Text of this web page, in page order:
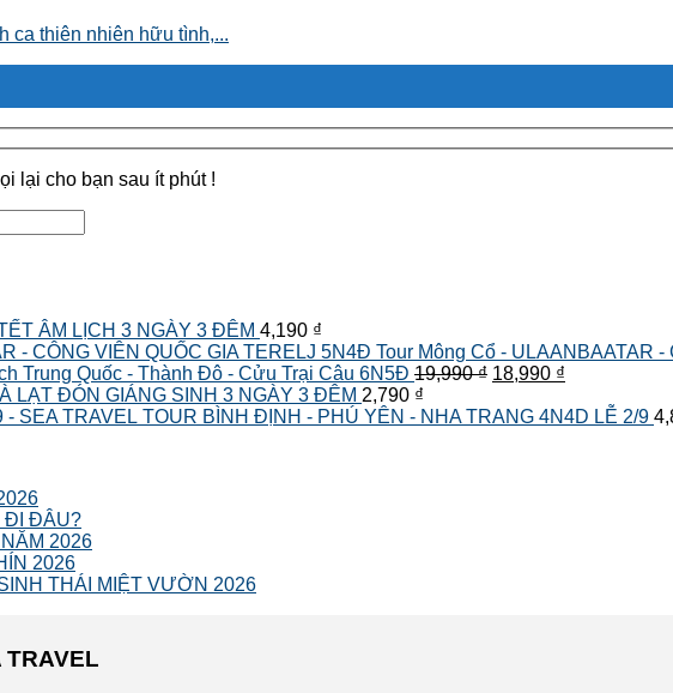
ca thiên nhiên hữu tình,...
lại cho bạn sau ít phút !
ÂM LỊCH 3 NGÀY 3 ĐÊM 4,190 ₫
Tour Mông Cổ - ULAANBAATAR
Trung Quốc - Thành Đô - Cửu Trại Câu 6N5Đ 19,990₫ Giá
là:
18,990 ₫
tại
LẠT ĐÓN GIÁNG SINH 3 NGÀY 3 ĐÊM 2,790 ₫
TOUR BÌNH ĐỊNH - PHÚ YÊN - NHA TRANG 4N4D LỄ 2/9
ĐI ĐÂU?
2026
2026
THÁI MIỆT VƯỜN 2026
TRAVEL